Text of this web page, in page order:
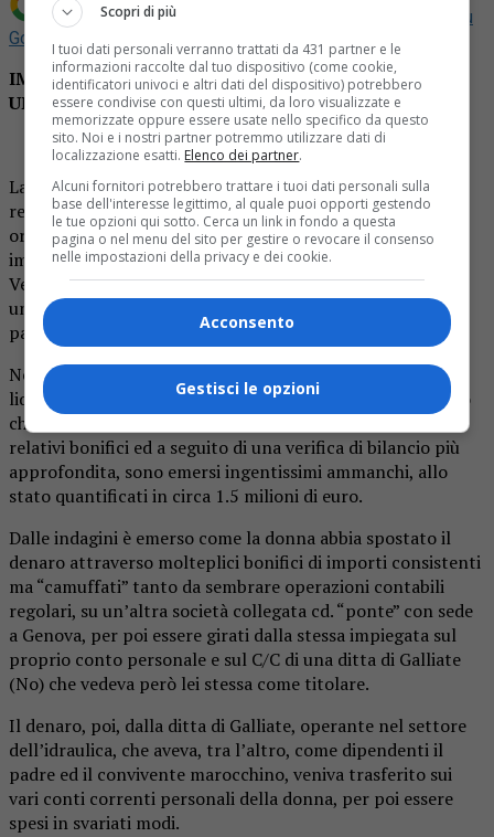
Aggiungi La Provincia di Biella come
Fonte preferita su
Google
IMPIEGATA INFEDELE DERUBA L’AZIENDA DI
UN’INGENTE SOMMA DI DENARO
La donna, una 28 enne originaria di Galliate (No) ma
residente a Novara unitamente al proprio convivente di
origine marocchina, era stata assunta nel 2016 come
impiegata amministrativa da una cooperativa di Borgo
Vercelli, che opera nel settore dei ricambi per auto, con
una vasta clientela stanziale nelle diverse provincie della
parte orientale del Piemonte.
Nel mese di settembre 2020, allorquando si dovevano
liquidare gli utili del mese ai soci, il Presidente si è accorto
che non vi erano presenti i fondi sufficienti ad eseguire i
relativi bonifici ed a seguito di una verifica di bilancio più
approfondita, sono emersi ingentissimi ammanchi, allo
stato quantificati in circa 1.5 milioni di euro.
Dalle indagini è emerso come la donna abbia spostato il
denaro attraverso molteplici bonifici di importi consistenti
ma “camuffati” tanto da sembrare operazioni contabili
regolari, su un’altra società collegata cd. “ponte” con sede
a Genova, per poi essere girati dalla stessa impiegata sul
proprio conto personale e sul C/C di una ditta di Galliate
(No) che vedeva però lei stessa come titolare.
Il denaro, poi, dalla ditta di Galliate, operante nel settore
dell’idraulica, che aveva, tra l’altro, come dipendenti il
padre ed il convivente marocchino, veniva trasferito sui
vari conti correnti personali della donna, per poi essere
spesi in svariati modi.
Scopri di più
I tuoi dati personali verranno trattati da 431 partner e le
informazioni raccolte dal tuo dispositivo (come cookie,
identificatori univoci e altri dati del dispositivo) potrebbero
essere condivise con questi ultimi, da loro visualizzate e
memorizzate oppure essere usate nello specifico da questo
sito. Noi e i nostri partner potremmo utilizzare dati di
localizzazione esatti. Elenco dei partner.
Alcuni fornitori potrebbero trattare i tuoi dati personali sulla
base dell'interesse legittimo, al quale puoi opporti gestendo
le tue opzioni qui sotto. Cerca un link in fondo a questa
pagina o nel menu del sito per gestire o revocare il consenso
nelle impostazioni della privacy e dei cookie.
Acconsento
Gestisci le opzioni